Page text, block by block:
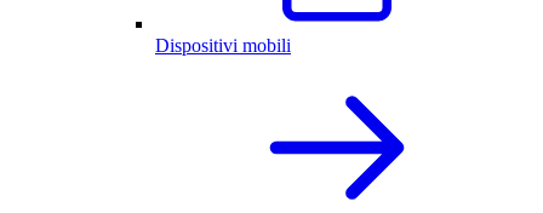
Dispositivi mobili